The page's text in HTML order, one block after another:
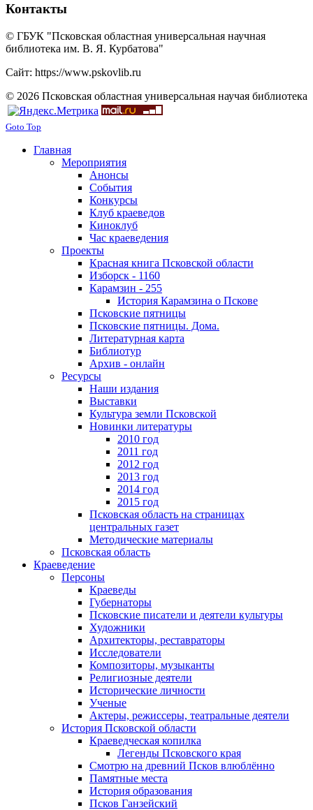
Контакты
© ГБУК "Псковская областная универсальная научная
библиотека им. В. Я. Курбатова"
Сайт: https://www.pskovlib.ru
© 2026 Псковская областная универсальная научая библиотека
Goto Top
Главная
Мероприятия
Анонсы
События
Конкурсы
Клуб краеведов
Киноклуб
Час краеведения
Проекты
Красная книга Псковской области
Изборск - 1160
Карамзин - 255
История Карамзина о Пскове
Псковские пятницы
Псковские пятницы. Дома.
Литературная карта
Библиотур
Архив - онлайн
Ресурсы
Наши издания
Выставки
Культура земли Псковской
Новинки литературы
2010 год
2011 год
2012 год
2013 год
2014 год
2015 год
Псковская область на страницах
центральных газет
Методические материалы
Псковская область
Краеведение
Персоны
Краеведы
Губернаторы
Псковские писатели и деятели культуры
Художники
Архитекторы, реставраторы
Исследователи
Композиторы, музыканты
Религиозные деятели
Исторические личности
Ученые
Актеры, режиссеры, театральные деятели
История Псковской области
Краеведческая копилка
Легенды Псковского края
Смотрю на древний Псков влюблённо
Памятные места
История образования
Псков Ганзейский